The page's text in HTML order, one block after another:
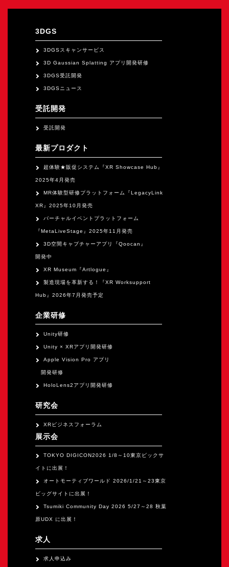
オンライン
3DGS
3DGSスキャンサービス
3D Gaussian Splatting アプリ開発研修
3DGS受託開発
3DGSニュース
受託開発
受託開発
最新プロダクト
超体験★販促システム『XR Showcase Hub』
2025年4月発売
MR体験型研修プラットフォーム『LegacyLink
XR』2025年10月発売
バーチャルイベントプラットフォーム
『MetaLiveStage』2025年11月発売
3D空間キャプチャーアプリ『Qoocan』
開発中
XR Museum『Artlogue』
製造現場を革新する！『XR Worksupport
Hub』2026年7月発売予定
企業研修
Unity研修
Unity × XRアプリ開発研修
Apple Vision Pro アプリ
開発研修
HoloLens2アプリ開発研修
研究会
XRビジネスフォーラム
展示会
TOKYO DIGICON2026 1/8～10東京ビックサ
イトに出展！
オートモーティブワールド 2026/1/21～23東京
ビッグサイトに出展！
Tsumiki Community Day 2026 5/27～28 秋葉
原UDX に出展！
求人
求人申込み